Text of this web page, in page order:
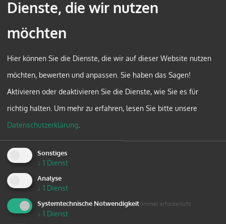
Dienste, die wir nutzen
möchten
Hier können Sie die Dienste, die wir auf dieser Website nutzen
möchten, bewerten und anpassen. Sie haben das Sagen!
Aktivieren oder deaktivieren Sie die Dienste, wie Sie es für
richtig halten. Um mehr zu erfahren, lesen Sie bitte unsere
Datenschutzerklärung
Sonstiges
↓ 1 Dienst
Analyse
↓ 1 Dienst
Systemtechnische Notwendigkeit (immer erforderlich)
↓ 1 Dienst